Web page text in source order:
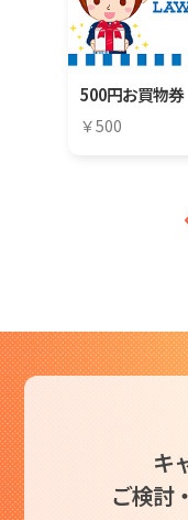
500円お買物券
500
キ
ご検討